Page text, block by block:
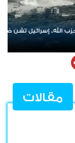
مبادرات نوعية
مقالات